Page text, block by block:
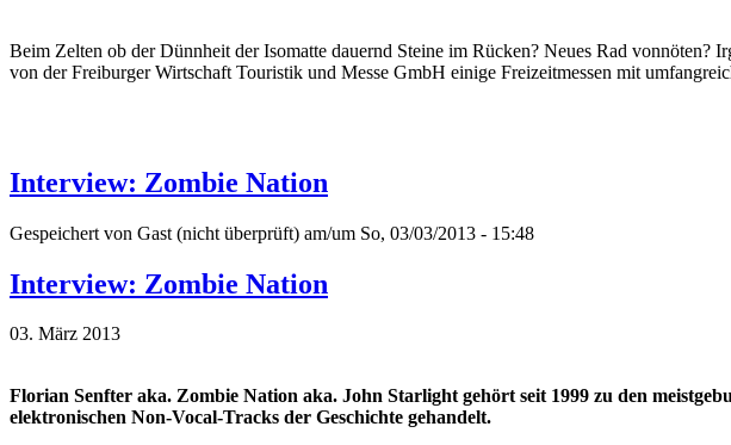
Beim Zelten ob der Dünnheit der Isomatte dauernd Steine im Rücken? Neues Rad
von der Freiburger Wirtschaft Touristik und Messe GmbH einige Freizeitmessen mit
Interview: Zombie Nation
Gespeichert von Gast (nicht überprüft) am/um So, 03/03/2013 - 15:48
Interview: Zombie Nation
03. März 2013
Florian Senfter aka. Zombie Nation aka. John Starlight gehört seit 1999 zu den
elektronischen Non-Vocal-Tracks der Geschichte gehandelt.